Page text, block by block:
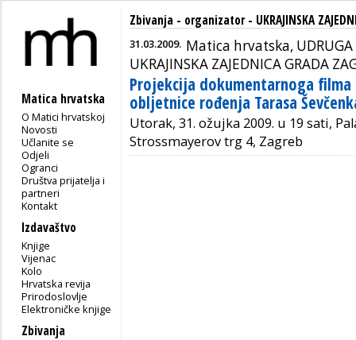
Matica hrvatska
O Matici hrvatskoj
Novosti
Učlanite se
Odjeli
Ogranci
Društva prijatelja i
partneri
Kontakt
Izdavaštvo
Knjige
Vijenac
Kolo
Hrvatska revija
Prirodoslovlje
Elektroničke knjige
Zbivanja
Zbivanja - organizator - UKRAJINSKA
31.03.2009. Matica hrvatska, UDRUGA
UKRAJINSKA ZAJEDNICA GRADA
Projekcija dokumentarnoga filma
obljetnice rođenja Tarasa
Utorak, 31. ožujka 2009. u 19 sati,
Strossmayerov trg 4, Zagreb